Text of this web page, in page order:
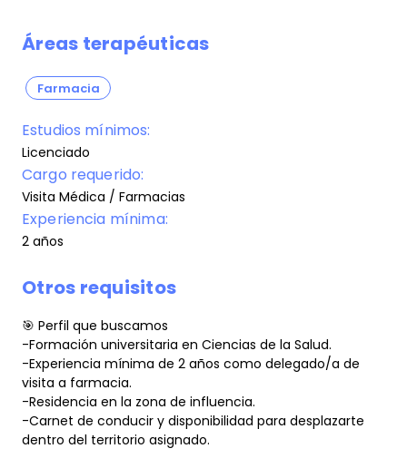
Áreas terapéuticas
Farmacia
Estudios mínimos:
Licenciado
Cargo requerido:
Visita Médica / Farmacias
Experiencia mínima:
2 años
Otros requisitos
🎯 Perfil que buscamos
-Formación universitaria en Ciencias de la Salud.
-Experiencia mínima de 2 años como delegado/a de
visita a farmacia.
-Residencia en la zona de influencia.
-Carnet de conducir y disponibilidad para desplazarte
dentro del territorio asignado.